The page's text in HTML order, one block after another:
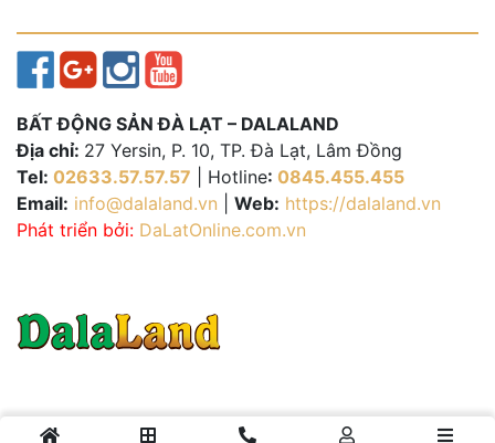
BẤT ĐỘNG SẢN ĐÀ LẠT – DALALAND
Địa chỉ: 27 Yersin, P. 10, TP. Đà Lạt, Lâm Đồng
Tel: 02633.57.57.57 | Hotline: 0845.455.455
Email: info@dalaland.vn Web: https://dalaland.vn
Phát triển bởi: DaLatOnline.com.vn